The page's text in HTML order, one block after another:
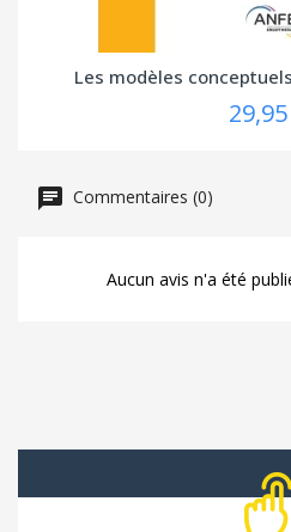
Les modèles
Commentaires (0)
Aucun avis n'a été